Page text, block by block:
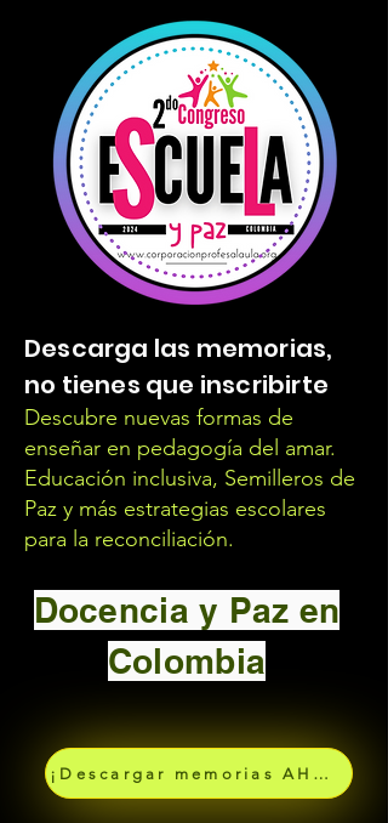
Descarga las memorias,
no tienes que inscribirte
Descubre nuevas formas de
enseñar en pedagogía del amar.
Educación inclusiva, Semilleros de
Paz y más estrategias escolares
para la reconciliación.
Docencia y Paz en
Colombia
¡Descargar memorias AHORA!